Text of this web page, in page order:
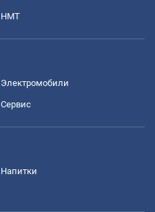
НМТ
Электромобили
Сервис
Напитки